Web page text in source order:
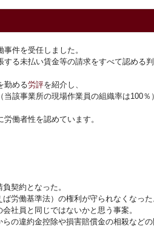
件を受任しました。
る未払い賃金等の請求をすべて認める判
勤める労評を紹介し、
該事業所の現場作業員の組織率は100％
働者性を認めています。
契約となった。
労働基準法）の権利が守られなくなった
社員と同じではないかと思う事案。
の違約金控除や損害賠償金の相殺などの